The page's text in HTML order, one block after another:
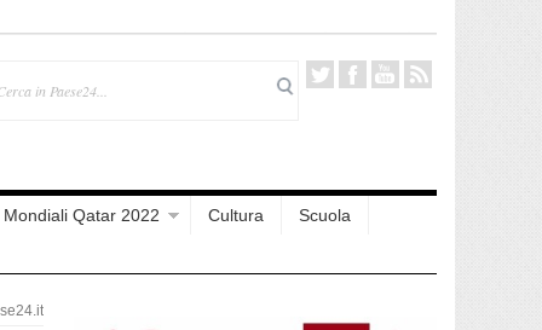
Mondiali Qatar 2022 Cultura Scuola